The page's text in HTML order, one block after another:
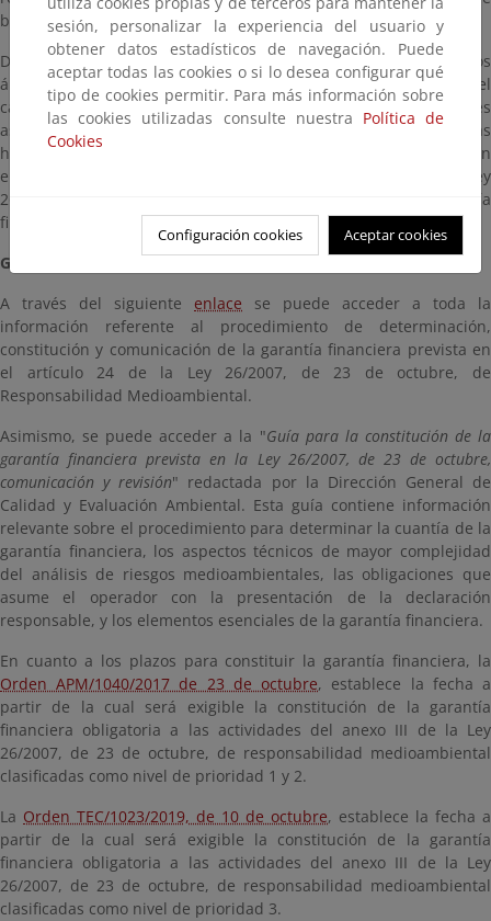
basarse y determinar su cuantía.
De esta forma ARM IDM y MORA facilitan la elaboración de los
árboles de sucesos en los que se basan los análisis de riesgos, el
cálculo del IDM y la valoración de los daños medioambientales
asociados al escenario de referencia. De este modo estas
herramientas permiten realizar todas las operaciones previstas en
el artículo 33 del Reglamento de desarrollo parcial de la Ley
26/2007, de 23 de octubre, para el cálculo de la garantía
financiera obligatoria.
Garantía financiera por responsabilidad medioambiental
A través del siguiente enlace se puede acceder a toda la
información referente al procedimiento de determinación,
constitución y comunicación de la garantía financiera prevista en
el artículo 24 de la Ley 26/2007, de 23 de octubre, de
Responsabilidad Medioambiental.
Asimismo, se puede acceder a la "Guía para la constitución de la
garantía financiera prevista en la Ley 26/2007, de 23 de octubre,
comunicación y revisión" redactada por la Dirección General de
Calidad y Evaluación Ambiental. Esta guía contiene información
relevante sobre el procedimiento para determinar la cuantía de la
garantía financiera, los aspectos técnicos de mayor complejidad
del análisis de riesgos medioambientales, las obligaciones que
asume el operador con la presentación de la declaración
responsable, y los elementos esenciales de la garantía financiera.
En cuanto a los plazos para constituir la garantía financiera, la
Orden APM/1040/2017 de 23 de octubre, establece la fecha a
partir de la cual será exigible la constitución de la garantía
financiera obligatoria a las actividades del anexo III de la Ley
26/2007, de 23 de octubre, de responsabilidad medioambiental
clasificadas como nivel de prioridad 1 y 2.
La Orden TEC/1023/2019, de 10 de octubre, establece la fecha a
partir de la cual será exigible la constitución de la garantía
financiera obligatoria a las actividades del anexo III de la Ley
26/2007, de 23 de octubre, de responsabilidad medioambiental
clasificadas como nivel de prioridad 3.
sesión, personalizar la experiencia del usuario y
obtener datos estadísticos de navegación. Puede
aceptar todas las cookies o si lo desea configurar qué
tipo de cookies permitir. Para más información sobre
las cookies utilizadas consulte nuestra Política de
Cookies
Configuración cookies Aceptar cookies